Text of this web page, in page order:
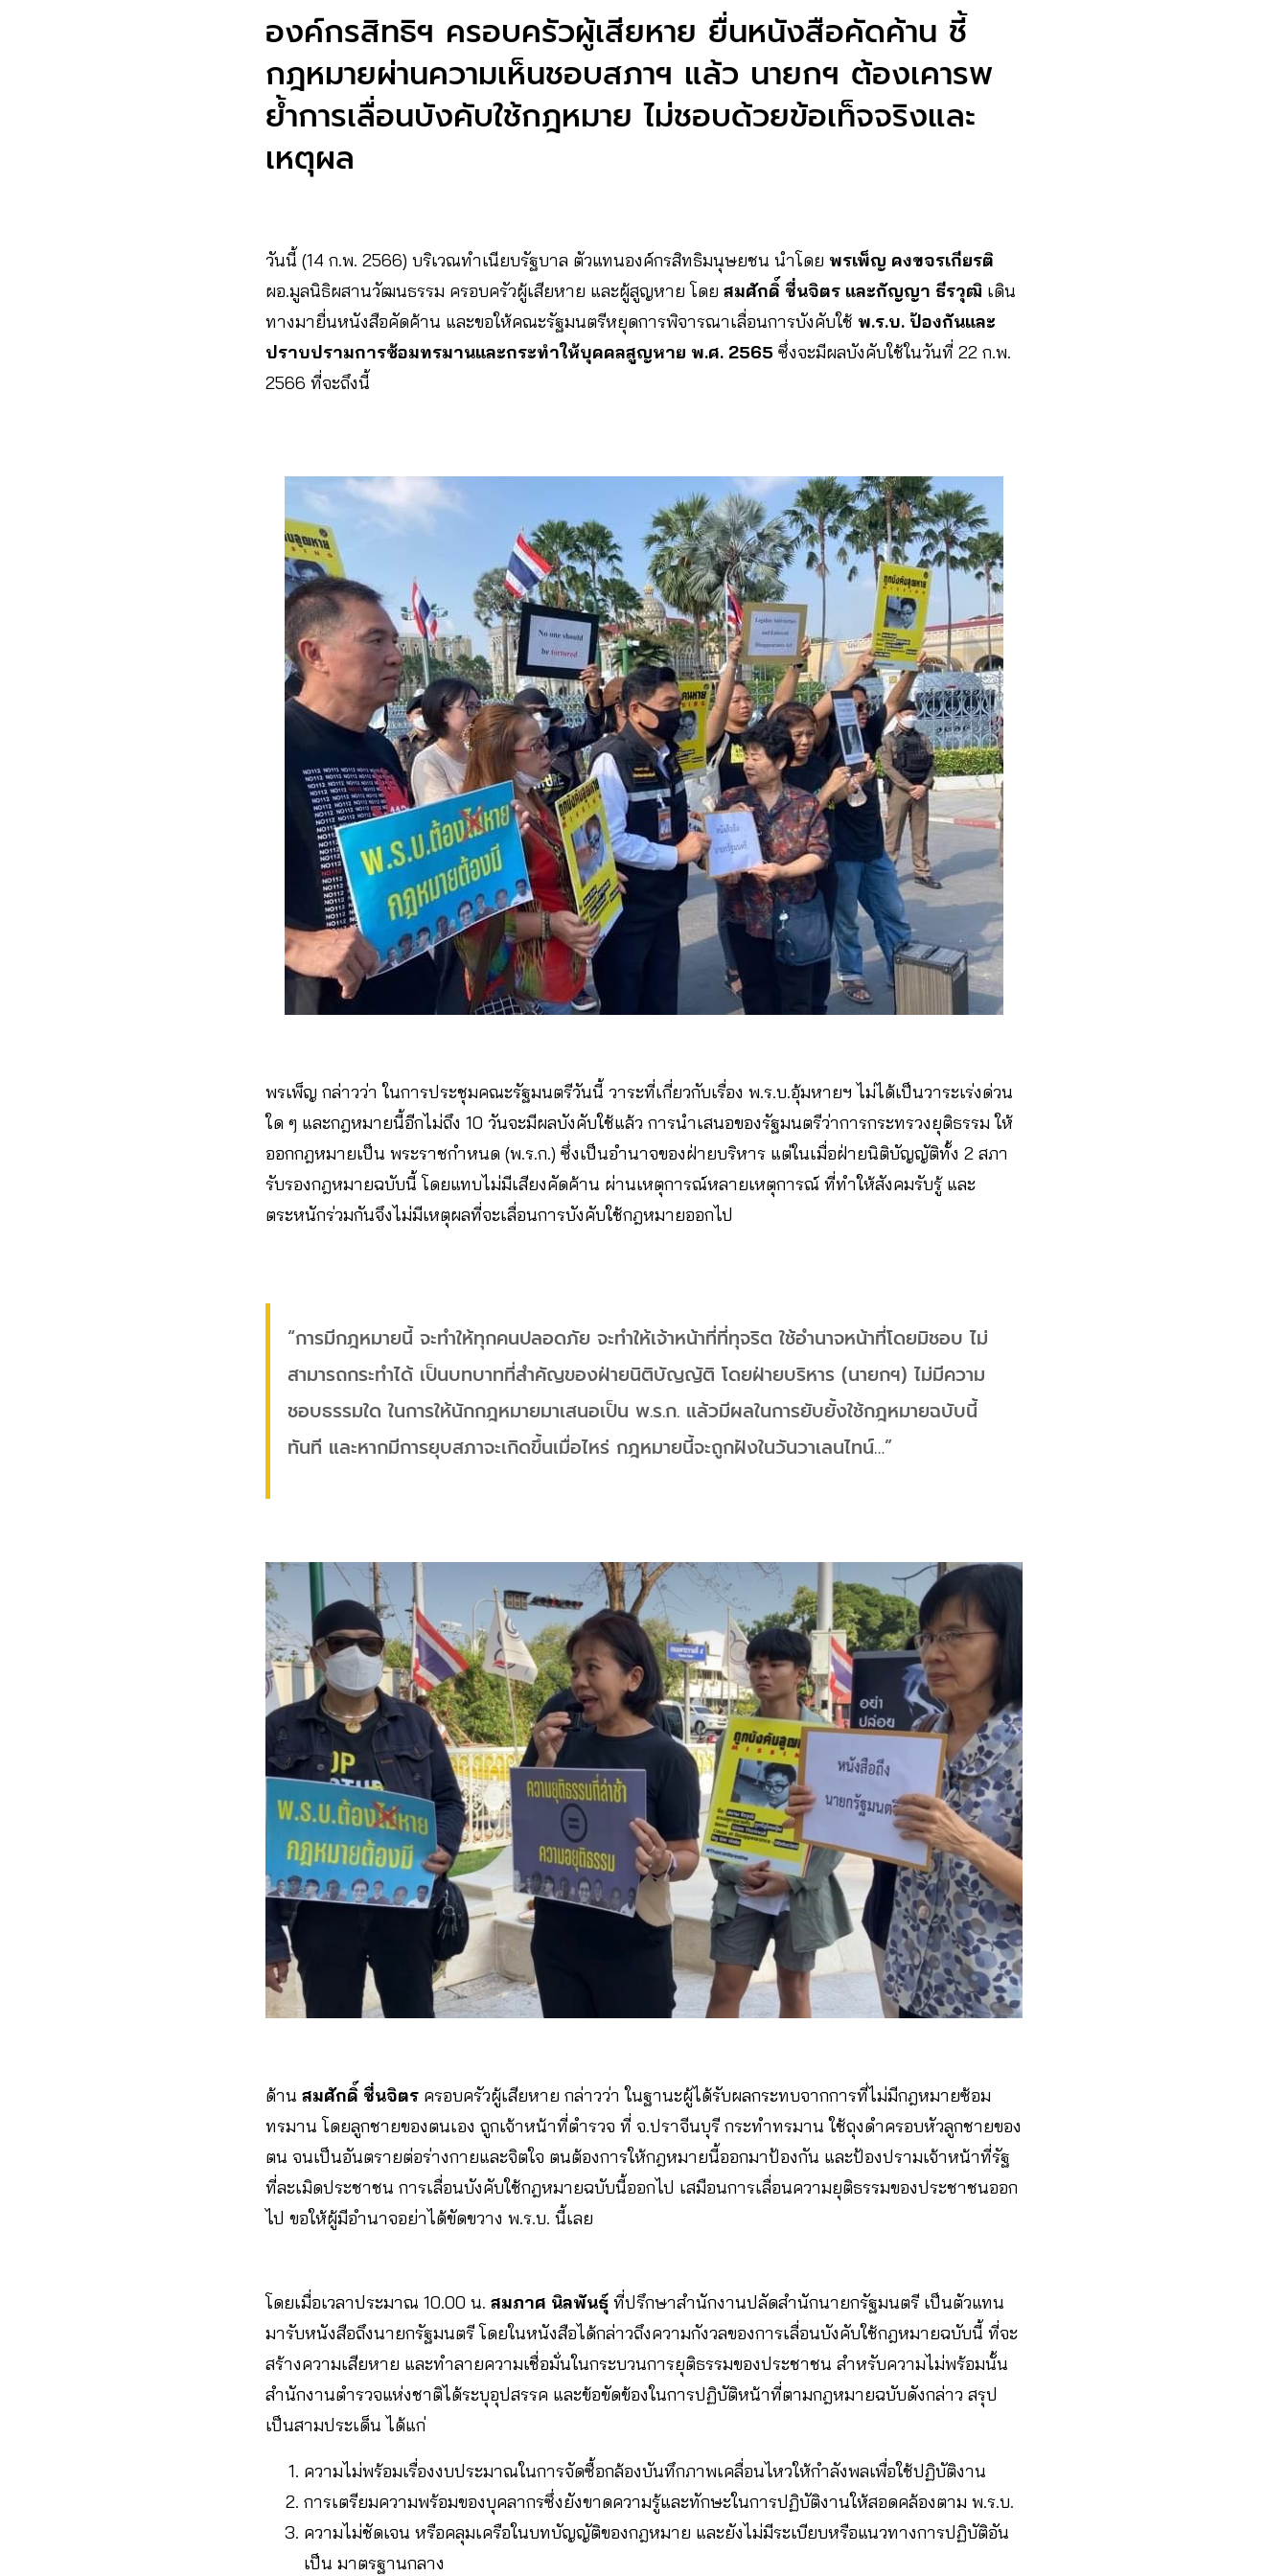
องค์กรสิทธิฯ ครอบครัวผู้เสียหาย ยื่นหนังสือคัดค้าน ชี้
กฎหมายผ่านความเห็นชอบสภาฯ แล้ว นายกฯ ต้องเคารพ
ย้ำการเลื่อนบังคับใช้กฎหมาย ไม่ชอบด้วยข้อเท็จจริงและ
เหตุผล
วันนี้ (14 ก.พ. 2566) บริเวณทำเนียบรัฐบาล ตัวแทนองค์กรสิทธิมนุษยชน นำโดย พรเพ็ญ คงขจรเกียรติ
ผอ.มูลนิธิผสานวัฒนธรรม ครอบครัวผู้เสียหาย และผู้สูญหาย โดย สมศักดิ์ ชื่นจิตร และกัญญา ธีรวุฒิ เดิน
ทางมายื่นหนังสือคัดค้าน และขอให้คณะรัฐมนตรีหยุดการพิจารณาเลื่อนการบังคับใช้ พ.ร.บ. ป้องกันและ
ปราบปรามการซ้อมทรมานและกระทำให้บุคคลสูญหาย พ.ศ. 2565 ซึ่งจะมีผลบังคับใช้ในวันที่ 22 ก.พ.
2566 ที่จะถึงนี้
พรเพ็ญ กล่าวว่า ในการประชุมคณะรัฐมนตรีวันนี้ วาระที่เกี่ยวกับเรื่อง พ.ร.บ.อุ้มหายฯ ไม่ได้เป็นวาระเร่งด่วน
ใด ๆ และกฎหมายนี้อีกไม่ถึง 10 วันจะมีผลบังคับใช้แล้ว การนำเสนอของรัฐมนตรีว่าการกระทรวงยุติธรรม ให้
ออกกฎหมายเป็น พระราชกำหนด (พ.ร.ก.) ซึ่งเป็นอำนาจของฝ่ายบริหาร แต่ในเมื่อฝ่ายนิติบัญญัติทั้ง 2 สภา
รับรองกฎหมายฉบับนี้ โดยแทบไม่มีเสียงคัดค้าน ผ่านเหตุการณ์หลายเหตุการณ์ ที่ทำให้สังคมรับรู้ และ
ตระหนักร่วมกันจึงไม่มีเหตุผลที่จะเลื่อนการบังคับใช้กฎหมายออกไป
“การมีกฎหมายนี้ จะทำให้ทุกคนปลอดภัย จะทำให้เจ้าหน้าที่ที่ทุจริต ใช้อำนาจหน้าที่โดยมิชอบ ไม่
สามารถกระทำได้ เป็นบทบาทที่สำคัญของฝ่ายนิติบัญญัติ โดยฝ่ายบริหาร (นายกฯ) ไม่มีความ
ชอบธรรมใด ในการให้นักกฎหมายมาเสนอเป็น พ.ร.ก. แล้วมีผลในการยับยั้งใช้กฎหมายฉบับนี้
ทันที และหากมีการยุบสภาจะเกิดขึ้นเมื่อไหร่ กฎหมายนี้จะถูกฝังในวันวาเลนไทน์…”
ด้าน สมศักดิ์ ชื่นจิตร ครอบครัวผู้เสียหาย กล่าวว่า ในฐานะผู้ได้รับผลกระทบจากการที่ไม่มีกฎหมายซ้อม
ทรมาน โดยลูกชายของตนเอง ถูกเจ้าหน้าที่ตำรวจ ที่ จ.ปราจีนบุรี กระทำทรมาน ใช้ถุงดำครอบหัวลูกชายของ
ตน จนเป็นอันตรายต่อร่างกายและจิตใจ ตนต้องการให้กฎหมายนี้ออกมาป้องกัน และป้องปรามเจ้าหน้าที่รัฐ
ที่ละเมิดประชาชน การเลื่อนบังคับใช้กฎหมายฉบับนี้ออกไป เสมือนการเลื่อนความยุติธรรมของประชาชนออก
ไป ขอให้ผู้มีอำนาจอย่าได้ขัดขวาง พ.ร.บ. นี้เลย
โดยเมื่อเวลาประมาณ 10.00 น. สมภาศ นิลพันธุ์ ที่ปรึกษาสำนักงานปลัดสำนักนายกรัฐมนตรี เป็นตัวแทน
มารับหนังสือถึงนายกรัฐมนตรี โดยในหนังสือได้กล่าวถึงความกังวลของการเลื่อนบังคับใช้กฎหมายฉบับนี้ ที่จะ
สร้างความเสียหาย และทำลายความเชื่อมั่นในกระบวนการยุติธรรมของประชาชน สำหรับความไม่พร้อมนั้น
สำนักงานตำรวจแห่งชาติได้ระบุอุปสรรค และข้อขัดข้องในการปฏิบัติหน้าที่ตามกฎหมายฉบับดังกล่าว สรุป
เป็นสามประเด็น ได้แก่
ความไม่พร้อมเรื่องงบประมาณในการจัดซื้อกล้องบันทึกภาพเคลื่อนไหวให้กำลังพลเพื่อใช้ปฏิบัติงาน
การเตรียมความพร้อมของบุคลากรซึ่งยังขาดความรู้และทักษะในการปฏิบัติงานให้สอดคล้องตาม พ.ร.บ.
ความไม่ชัดเจน หรือคลุมเครือในบทบัญญัติของกฎหมาย และยังไม่มีระเบียบหรือแนวทางการปฏิบัติอัน
เป็น มาตรฐานกลาง